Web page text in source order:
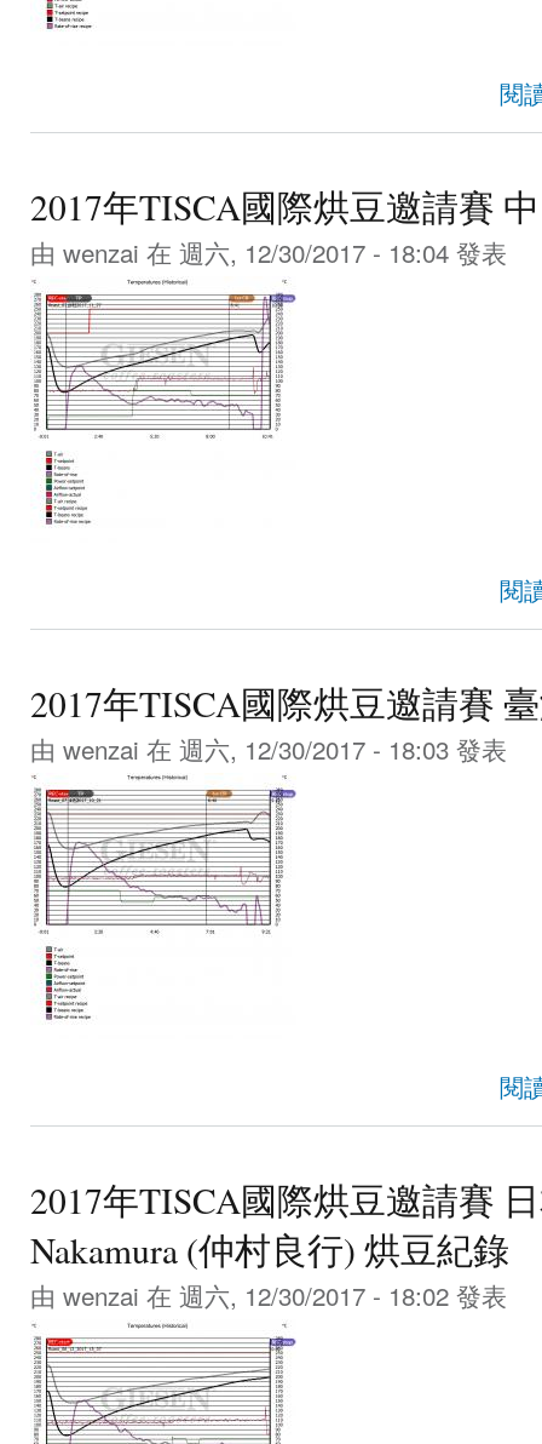
閱
2017年TISCA國際烘豆邀請賽
由 wenzai 在 週六, 12/30/2017 - 18:04 發表
閱
2017年TISCA國際烘豆邀請賽
由 wenzai 在 週六, 12/30/2017 - 18:03 發表
閱
2017年TISCA國際烘豆邀請賽
Nakamura (仲村良行) 烘豆紀錄
由 wenzai 在 週六, 12/30/2017 - 18:02 發表